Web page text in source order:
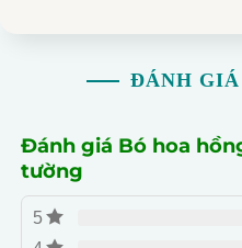
ĐÁNH GIÁ
Đánh giá Bó hoa
tường
5